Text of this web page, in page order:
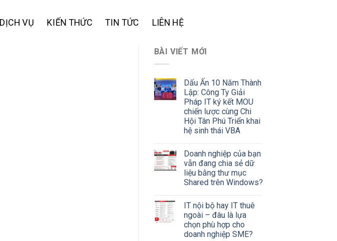
DỊCH VỤ KIẾN THỨC TIN TỨC LIÊN HỆ
BÀI VIẾT MỚI
Dấu Ấn 10 Năm Thành
Lập: Công Ty Giải
Pháp IT ký kết MOU
chiến lược cùng Chi
Hội Tân Phú Triển khai
hệ sinh thái VBA
Doanh nghiệp của bạn
vẫn đang chia sẻ dữ
liệu bằng thư mục
Shared trên Windows?
IT nội bộ hay IT thuê
ngoài – đâu là lựa
chọn phù hợp cho
doanh nghiệp SME?